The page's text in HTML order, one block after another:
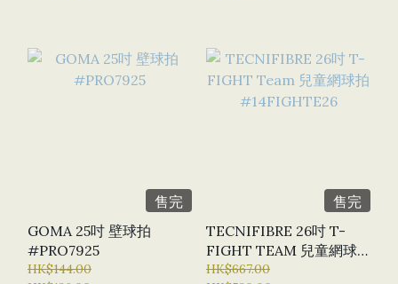
售完
GOMA 25吋 壁球拍
#PRO7925
HK$144.00
售完
TECNIFIBRE 26吋 T-
FIGHT TEAM 兒童網球
拍 #14FIGHTE26
HK$667.00